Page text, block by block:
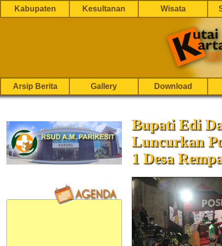
Kabupaten Kesultanan Wisata
Arsip Berita Gallery Download
Bupati Edi
Luncurkan
1 Desa